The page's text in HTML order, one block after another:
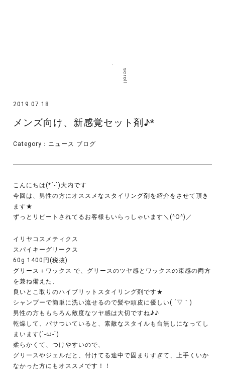
scroll
2019.07.18
メンズ向け、新感覚セット剤♪*
Category： ニュース ブログ
こんにちは(*´-`)大内です
今回は、男性の方にオススメなスタイリング剤を紹介をさせて頂き
ます★
ずっとリピートされてるお客様もいらっしゃいます＼(^O^)／
イリヤコスメティクス
スパイキーグリークス
60g 1400円(税抜)
グリース＋ワックス で、グリースのツヤ感とワックスの束感の両方
を兼ね備えた、
良いとこ取りのハイブリットスタイリング剤です★
シャンプーで簡単に洗い流せるので髪や頭皮に優しい( ´▽｀)
男性の方ももちろん敵度なツヤ感は大切ですね♪♪
乾燥して、パサついていると、素敵なスタイルも台無しになってし
まいます(´-ω-`)
柔らかくて、つけやすいので、
グリースやジェルだと、付けてる途中で固まりすぎて、上手くいか
なかった方にもオススメです！！